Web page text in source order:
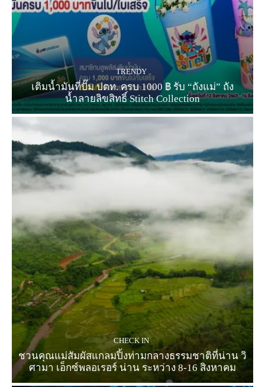
TRENDY
เติมน้ำมันที่ปั๊ม ปตท. ครบ 1000 ฿ รับ “ถังแม่” ถัง
น้ำลายลิขสิทธิ์ Stitch Collection
CHECK IN
ชวนคุณแม่สัมผัสแกลมปิ้งท่ามกลางธรรมชาติที่น่าน วิ
ศามา เอ็กซ์พลอเรอร์ น่าน ระหว่าง 8-16 สิงหาคม